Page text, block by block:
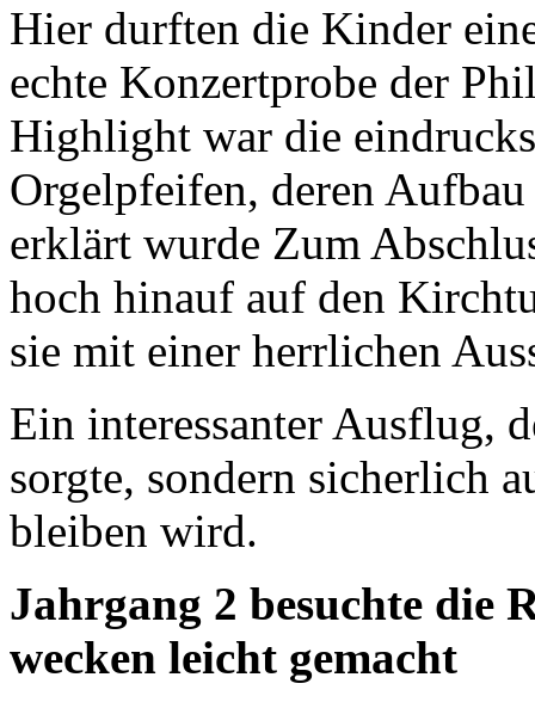
Hier durften die Kinder
echte Konzertprobe der
Highlight war die
Orgelpfeifen, deren
erklärt wurde Zum
hoch hinauf auf den
sie mit einer herrlichen
Ein interessanter Ausflug,
sorgte, sondern sicherlich
bleiben wird.
Jahrgang 2 besuchte die
wecken leicht gemacht